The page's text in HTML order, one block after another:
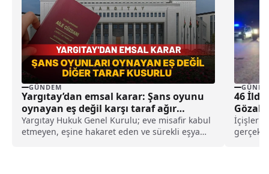
GÜNDEM
Yargıtay’dan emsal karar: Şans oyunu
oynayan eş değil karşı taraf ağır
kusurlu sayıldı
Yargıtay Hukuk Genel Kurulu; eve misafir kabul
etmeyen, eşine hakaret eden ve sürekli eşya
46 İlde
İçişleri